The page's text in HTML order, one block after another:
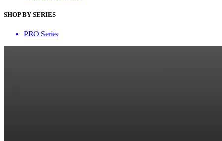
SHOP BY SERIES
PRO Series